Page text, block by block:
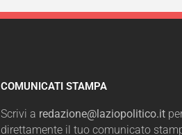
COMUNICATI STAMPA
Scrivi a redazione@laziopolitico.it
direttamente il tuo comunicato